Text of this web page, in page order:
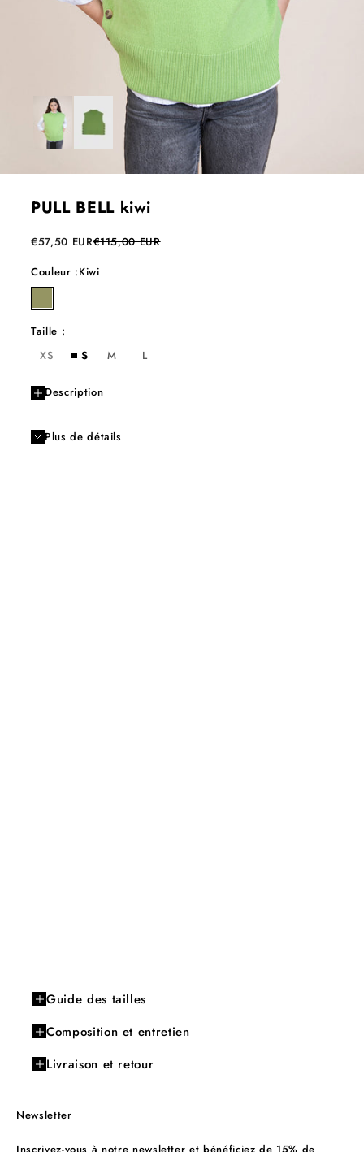
PULL BELL kiwi
Prix de vente
€57,50 EURPrix normal
€115,00 EUR
Couleur :Kiwi
kiwi
Taille :
XS
S M L
Description
Plus de détails
Guide des tailles
Composition et entretien
Livraison et retour
Newsletter